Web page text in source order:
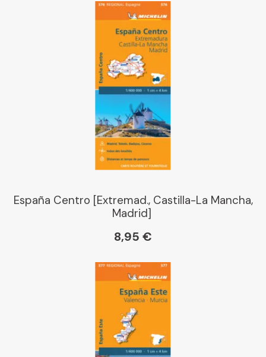
España Centro [Extremad., Castilla-La Mancha,
Madrid]
8,95 €